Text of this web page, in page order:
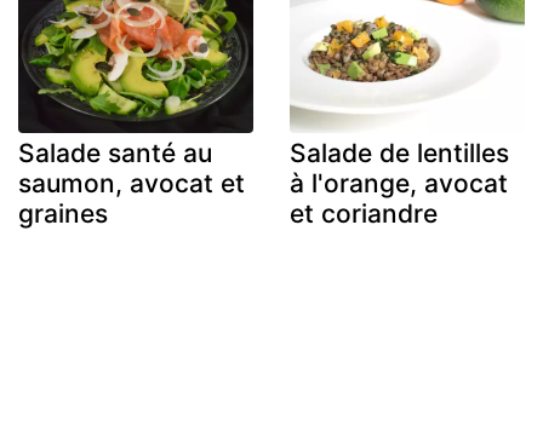
Salade santé au
saumon, avocat et
graines
Salade de lentilles
à l'orange, avocat
et coriandre